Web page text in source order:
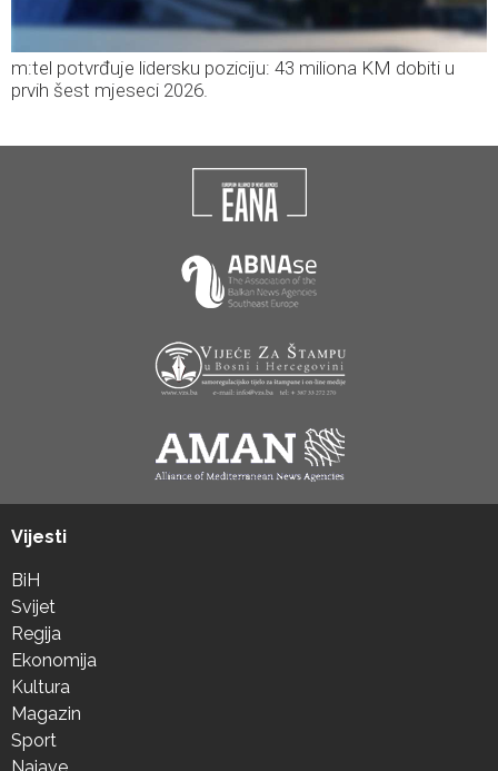
m:tel potvrđuje lidersku poziciju: 43 miliona KM dobiti u
prvih šest mjeseci 2026.
Vijesti
BiH
Svijet
Regija
Ekonomija
Kultura
Magazin
Sport